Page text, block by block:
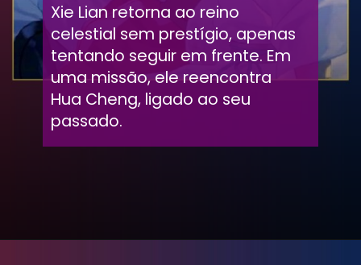
Xie Lian retorna ao reino
celestial sem prestígio, apenas
tentando seguir em frente. Em
uma missão, ele reencontra
Hua Cheng, ligado ao seu
passado.